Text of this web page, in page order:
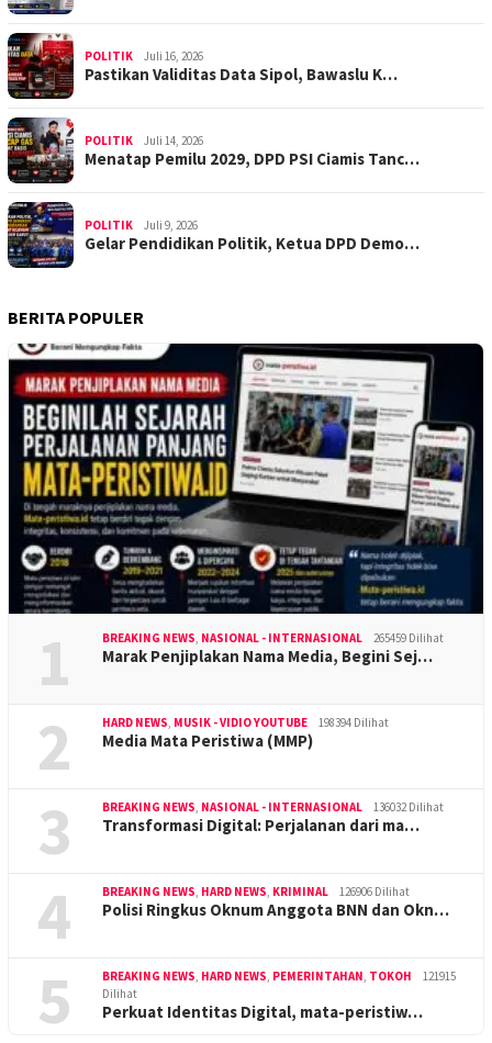
POLITIK Juli 16, 2026
Pastikan Validitas Data Sipol, Bawaslu K…
POLITIK Juli 14, 2026
Menatap Pemilu 2029, DPD PSI Ciamis Tanc…
POLITIK Juli 9, 2026
Gelar Pendidikan Politik, Ketua DPD Demo…
BERITA POPULER
1 BREAKING NEWS, NASIONAL - INTERNASIONAL 265459 Dilihat
Marak Penjiplakan Nama Media, Begini Sej…
2 HARD NEWS, MUSIK - VIDIO YOUTUBE 198394 Dilihat
Media Mata Peristiwa (MMP)
3 BREAKING NEWS, NASIONAL - INTERNASIONAL 136032 Dilihat
Transformasi Digital: Perjalanan dari ma…
4 BREAKING NEWS, HARD NEWS, KRIMINAL 126906 Dilihat
Polisi Ringkus Oknum Anggota BNN dan Okn…
5 BREAKING NEWS, HARD NEWS, PEMERINTAHAN, TOKOH
121915
Dilihat
Perkuat Identitas Digital, mata-peristiw…